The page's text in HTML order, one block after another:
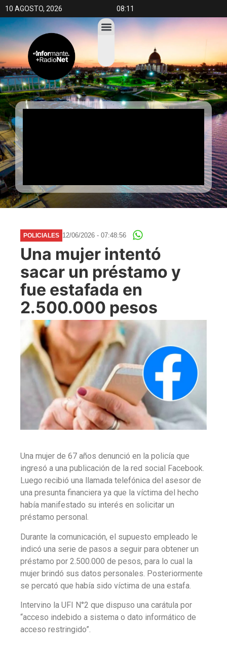
10 AGOSTO, 2026 08:11
POLICIALES 12/06/2026 - 07:48:56
Una mujer intentó
sacar un préstamo y
fue estafada en
2.500.000 pesos
Una mujer de 67 años denunció en la policía que
ingresó a una publicación de la red social Facebook.
Luego recibió una llamada telefónica del asesor de
una presunta financiera ya que la víctima del hecho
había manifestado su interés en solicitar un
préstamo personal.
Durante la comunicación, el supuesto empleado le
indicó una serie de pasos a seguir para obtener un
préstamo por 2.500.000 de pesos, para lo cual la
mujer brindó sus datos personales. Posteriormente
se percató que había sido víctima de una estafa.
Intervino la UFI N°2 que dispuso una carátula por
“acceso indebido a sistema o dato informático de
acceso restringido”.